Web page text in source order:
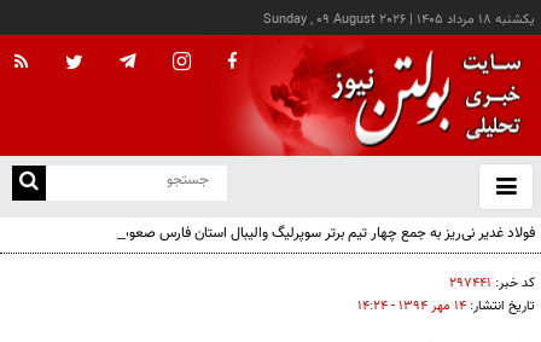
يکشنبه ۱۸ مرداد ۱۴۰۵ |
Sunday , 09 August 2026
باز
و
فولاد غدیر نی‌ریز به جمع چهار تیم برتر سوپرلیگ والیبال استان فارس صعود کرد
کد خبر: ۲۹۷۴۴۱
تاریخ انتشار: ۱۴ مهر ۱۳۹۴ - ۱۴:۲۴